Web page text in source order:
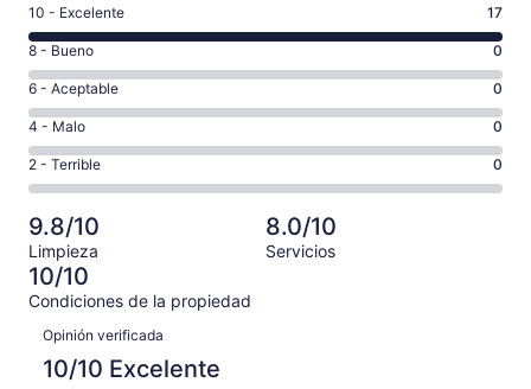
Puntuación
de
10,
es
decir,
Excelente.
Basada
en
de
17
opiniones
10 - Excelente 17
Puntuación
de
8,
es
decir,
Bueno.
Basada
en
0
de
17
opiniones
8 - Bueno 0
Puntuación
de
6,
es
decir,
Basada
en
0
de
17
opiniones
6 - Aceptable 0
Puntuación
de
4,
es
decir,
Malo.
Basada
en
de
17
4 - Malo 0
Puntuación
de
2,
es
decir,
Terrible.
Basada
en
de
2 - Terrible 0
9.8/10
Limpieza
8.0/10
Servicios
10/10
Condiciones de la propiedad
Opiniones
Opinión verificada
10/10 Excelente